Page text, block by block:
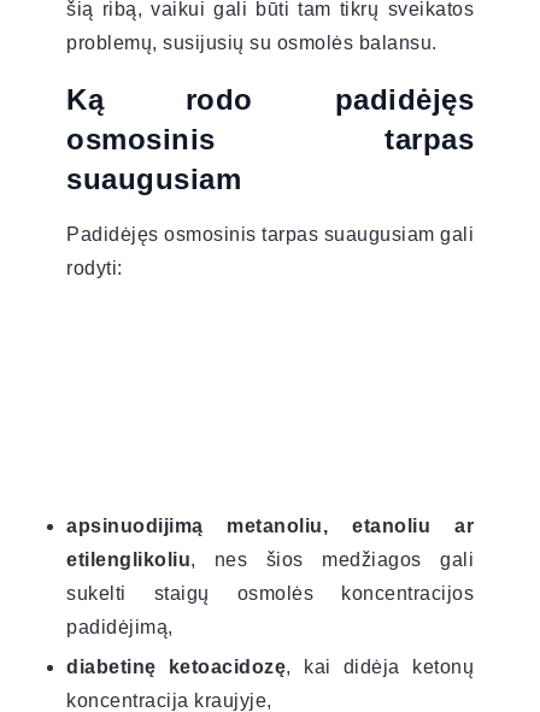
šią ribą, vaikui gali būti tam tikrų sveikatos
problemų, susijusių su osmolės balansu.
Ką rodo padidėjęs
osmosinis tarpas
suaugusiam
Padidėjęs osmosinis tarpas suaugusiam gali
rodyti:
apsinuodijimą metanoliu, etanoliu ar
etilenglikoliu, nes šios medžiagos gali
sukelti staigų osmolės koncentracijos
padidėjimą,
diabetinę ketoacidozę, kai didėja ketonų
koncentracija kraujyje,